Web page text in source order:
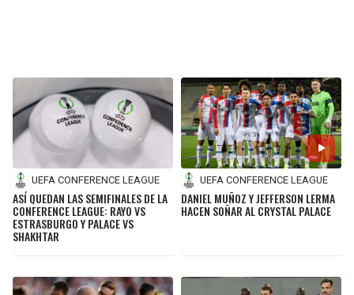
UEFA CONFERENCE LEAGUE
ASÍ QUEDAN LAS SEMIFINALES DE LA
CONFERENCE LEAGUE: RAYO VS
ESTRASBURGO Y PALACE VS
SHAKHTAR
UEFA CONFERENCE LEAGUE
DANIEL MUÑOZ Y JEFFERSON LERMA
HACEN SOÑAR AL CRYSTAL PALACE